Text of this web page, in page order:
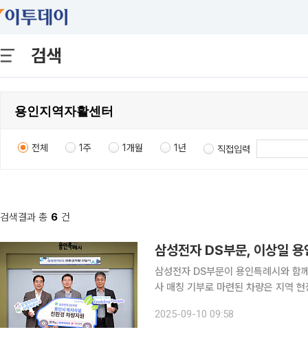
검색
전체 1주 1개월 1년 직접입력
검색결과 총 6 건
삼성전자 DS부문, 이상일 용
삼성전자 DS부문이 용인특례시와 함
사 매칭 기부로 마련된 차량은 지역 현장에
차량 지원사업 전달식’을 열었다. 행
2025-09-10 09:58